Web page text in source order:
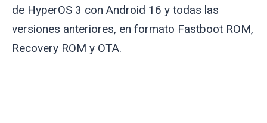
de HyperOS 3 con Android 16 y todas las
versiones anteriores, en formato Fastboot ROM,
Recovery ROM y OTA.